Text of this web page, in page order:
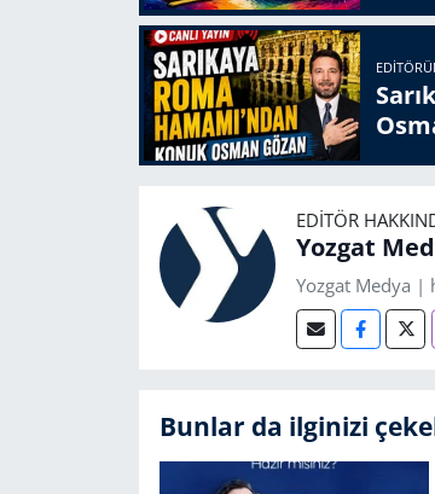
EDITÖR
Yozgat
Yozgat Medya
Bunlar da ilginizi